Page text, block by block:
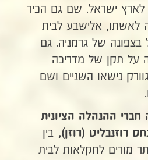
לארץ ישראל. שם גם הכיר
לאשתו, אלישבע לבית
בצפונה של גרמניה. גם
על תקן של מדריכה
נישאו השניים ושם
חברי ההנהלה הציונית
רוזנבליט (רוזן), בין
מורים לחקלאות לבית